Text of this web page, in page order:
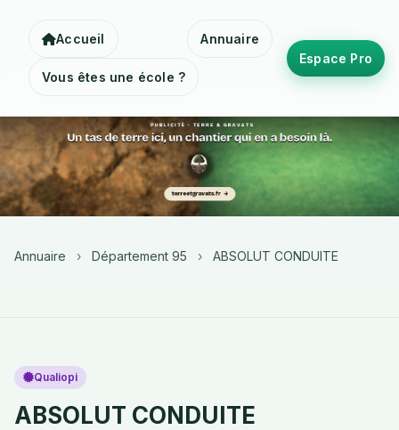
Accueil Annuaire
Vous êtes une école ?
Espace Pro
Annuaire › Département 95 › ABSOLUT CONDUITE
Qualiopi
ABSOLUT CONDUITE